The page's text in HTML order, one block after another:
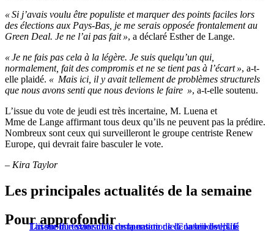
« Si j’avais voulu être populiste et marquer des points faciles lors
des élections aux Pays-Bas, je me serais opposée frontalement au
Green Deal. Je ne l’ai pas fait », a déclaré Esther de Lange.
« Je ne fais pas cela à la légère. Je suis quelqu’un qui,
normalement, fait des compromis et ne se tient pas à l’écart », a-t-
elle plaidé. « Mais ici, il y avait tellement de problèmes structurels
que nous avons senti que nous devions le faire », a-t-elle soutenu.
L’issue du vote de jeudi est très incertaine, M. Luena et
Mme de Lange affirmant tous deux qu’ils ne peuvent pas la prédire.
Nombreux sont ceux qui surveilleront le groupe centriste Renew
Europe, qui devrait faire basculer le vote.
– Kira Taylor
Les principales actualités de la semaine
Taxonomie verte : les compensations de la biodiversité
Loi sur la restauration de la nature : le Conseil de l’UE
L’issue du texte sur la restauration de la nature est plus
Pour approfondir